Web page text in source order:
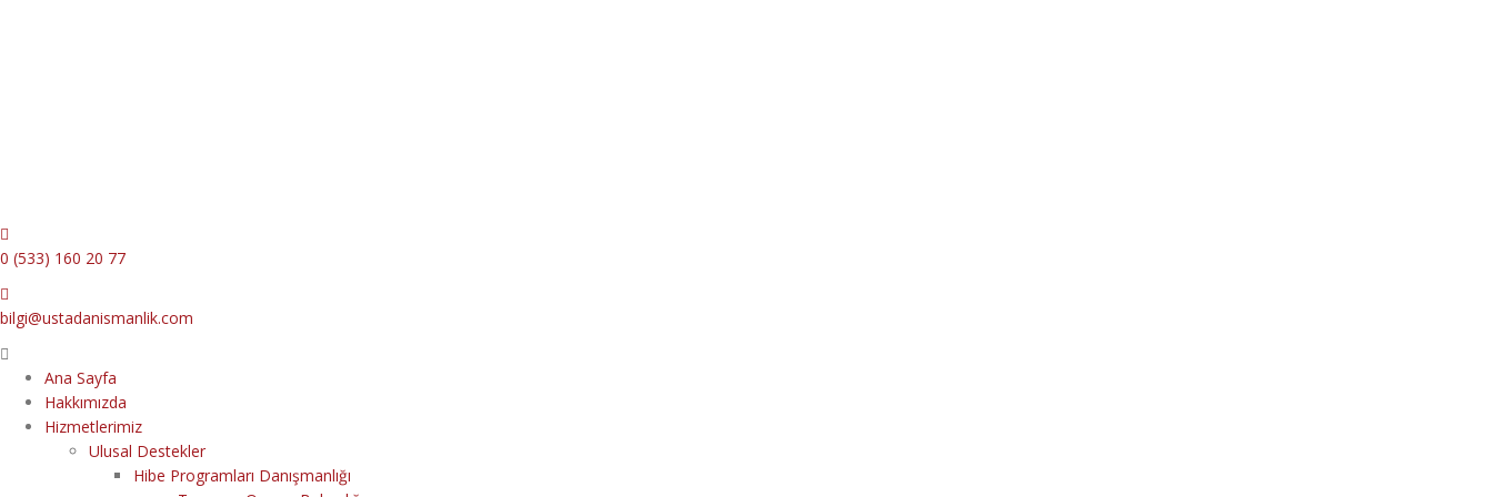
0 (533) 160 20 77
bilgi@ustadanismanlik.com
Menu
Ana Sayfa
Hakkımızda
Hizmetlerimiz
Ulusal Destekler
Hibe Programları Danışmanlığı